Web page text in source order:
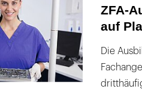
ZFA-
auf
Die